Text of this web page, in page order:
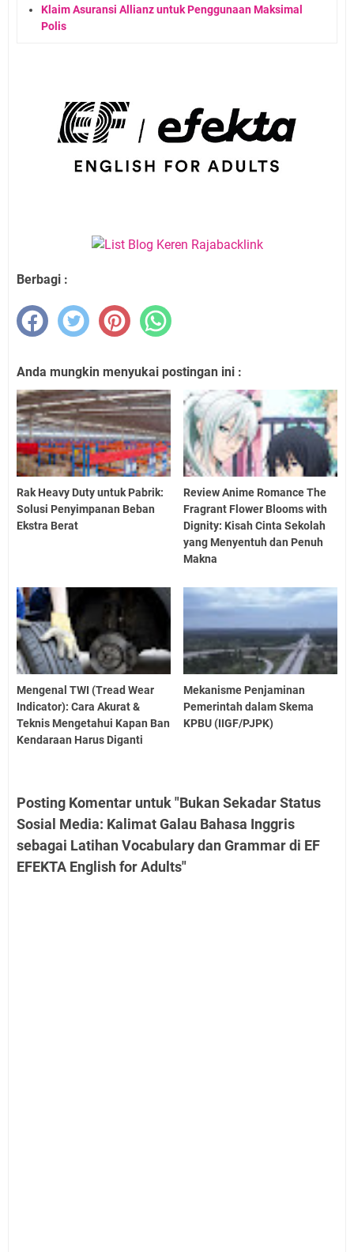
Klaim Asuransi Allianz untuk Penggunaan Maksimal
Polis
Berbagi :
Anda mungkin menyukai postingan ini :
Rak Heavy Duty untuk Pabrik:
Solusi Penyimpanan Beban
Ekstra Berat
Review Anime Romance The
Fragrant Flower Blooms with
Dignity: Kisah Cinta Sekolah
yang Menyentuh dan Penuh
Makna
Mengenal TWI (Tread Wear
Indicator): Cara Akurat &
Teknis Mengetahui Kapan Ban
Kendaraan Harus Diganti
Mekanisme Penjaminan
Pemerintah dalam Skema
KPBU (IIGF/PJPK)
Posting Komentar untuk "Bukan Sekadar Status
Sosial Media: Kalimat Galau Bahasa Inggris
sebagai Latihan Vocabulary dan Grammar di EF
EFEKTA English for Adults"